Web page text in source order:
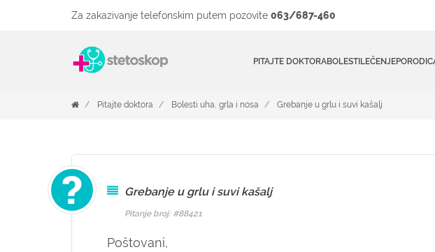
Za zakazivanje telefonskim putem pozovite 063/687-460
PITAJTE DOKTORABOLESTILEČENJE
Pitajte doktora Bolesti uha, grla i nosa Grebanje u grlu i suvi kašalj
Grebanje u grlu i suvi kašalj
Pitanje broj: #88421
Poštovani,